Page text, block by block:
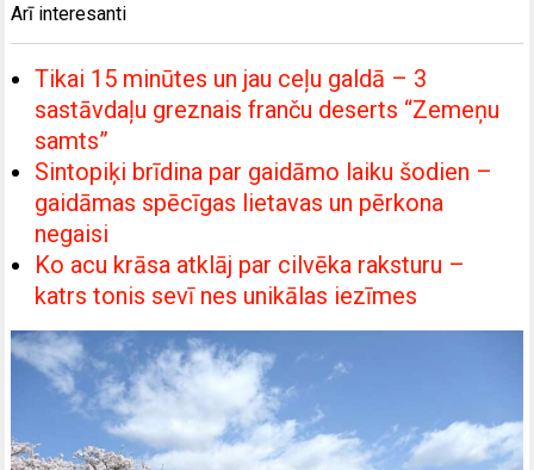
Arī interesanti
Tikai 15 minūtes un jau ceļu galdā – 3
sastāvdaļu greznais franču deserts “Zemeņu
samts”
Sintopiķi brīdina par gaidāmo laiku šodien –
gaidāmas spēcīgas lietavas un pērkona
negaisi
Ko acu krāsa atklāj par cilvēka raksturu –
katrs tonis sevī nes unikālas iezīmes